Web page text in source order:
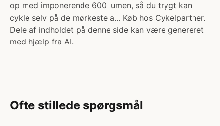
op med imponerende 600 lumen, så du trygt kan
cykle selv på de mørkeste a... Køb hos Cykelpartner.
Dele af indholdet på denne side kan være genereret
med hjælp fra AI.
Ofte stillede spørgsmål